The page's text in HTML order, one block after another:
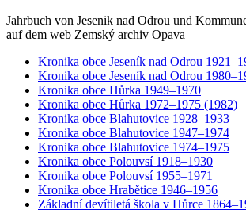
Jahrbuch von Jesenik nad Odrou und
auf dem web Zemský archiv Opava
Kronika obce Jeseník nad Odrou
Kronika obce Jeseník nad Odrou
Kronika obce Hůrka 1949–1970
Kronika obce Hůrka 1972–1975 (1982)
Kronika obce Blahutovice 1928–1933
Kronika obce Blahutovice 1947–1974
Kronika obce Blahutovice 1974–1975
Kronika obce Polouvsí 1918–1930
Kronika obce Polouvsí 1955–1971
Kronika obce Hrabětice 1946–1956
Základní devítiletá škola v Hůrce